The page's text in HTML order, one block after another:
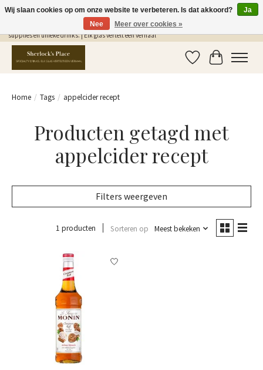
Gratis Verzending in NL vanaf €75,- | Sherlocks Place: dé plek voor MONIN siropen, bar
supplies en unieke drinks. | Elk glas vertelt een verhaal
Verlanglijst
Home / Tags / appelcider recept
Producten getagd met
appelcider recept
Filters weergeven
1 producten Sorteren op Meest bekeken
Wij slaan cookies op om onze website te verbeteren. Is dat akkoord?
Ja
Nee
Meer over cookies »